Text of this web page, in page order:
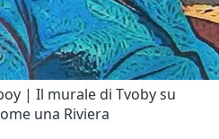
| Il murale di Tvoby su
una Riviera